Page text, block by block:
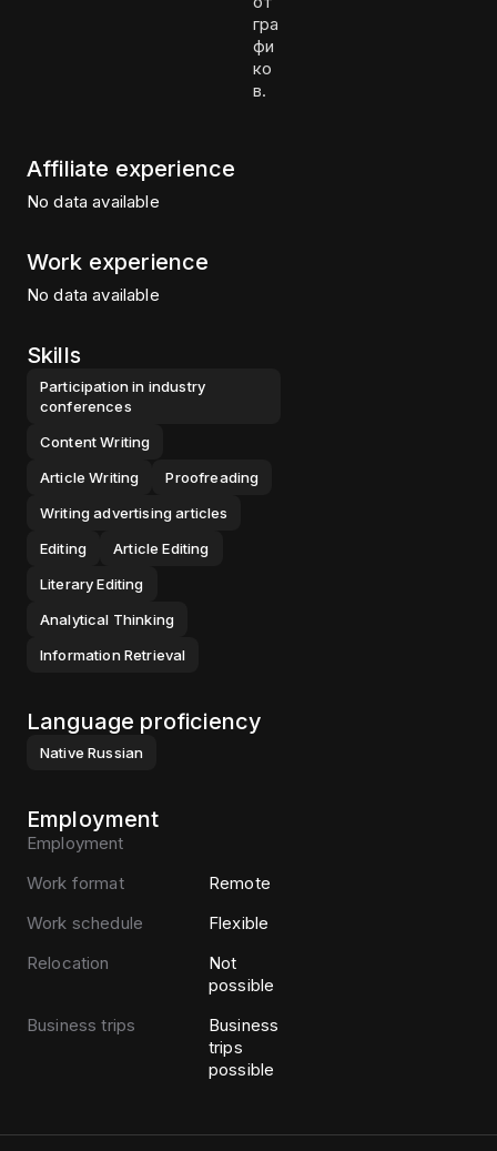
гра
фи
ко
в.
Affiliate experience
No data available
Work experience
No data available
Skills
Participation in industry
conferences
Content Writing
Article Writing
Proofreading
Writing advertising articles
Editing
Article Editing
Literary Editing
Analytical Thinking
Information Retrieval
Language proficiency
Native Russian
Employment
Employment
Work format
Remote
Work schedule
Flexible
Relocation
Not
possible
Business trips
Business
trips
possible